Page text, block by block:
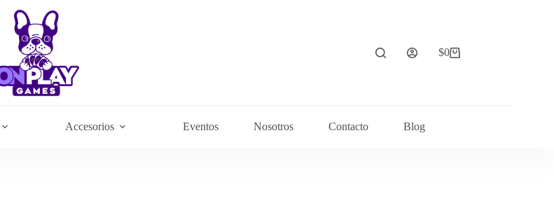
Carrito
$0
Accesorios Eventos Nosotros Contacto Blog